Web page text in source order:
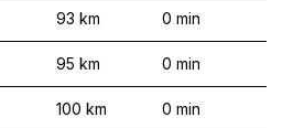
93 km 0 min
95 km 0 min
100 km 0 min